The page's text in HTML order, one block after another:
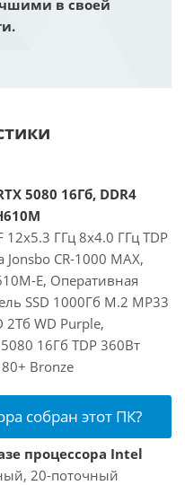
в своей
5080 16Гб, DDR4
ГГц 8x4.0 ГГц TDP
CR-1000 MAX,
E, Оперативная
SSD 1000Гб M.2 MP33
2Тб WD Purple,
16Гб TDP 360Вт
Bronze
собран этот ПК?
процессора Intel
20-поточный